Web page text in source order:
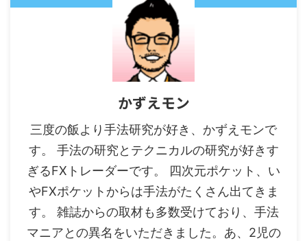
かずえモン
三度の飯より手法研究が好き、かずえモンで
す。 手法の研究とテクニカルの研究が好きす
ぎるFXトレーダーです。 四次元ポケット、い
やFXポケットからは手法がたくさん出てきま
す。 雑誌からの取材も多数受けており、手法
マニアとの異名をいただきました。あ、2児の